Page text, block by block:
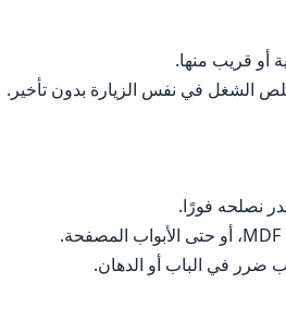
أو قريب منها.
الشغل في نفس الزيارة بدون تأخير.
نصلحه فورًا.
ضرر في الباب أو الدهان.